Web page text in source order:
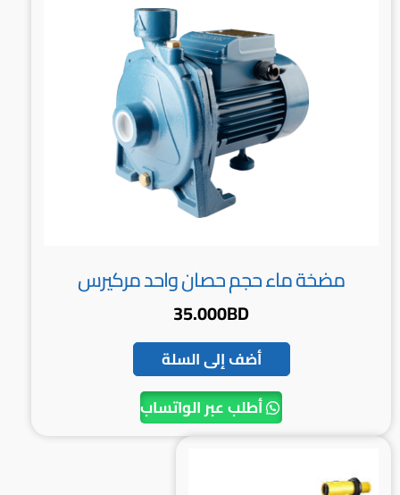
مضخة ماء حجم حصان واحد مركيرس
35.000BD
أضف إلى السلة
أطلب عبر الواتساب